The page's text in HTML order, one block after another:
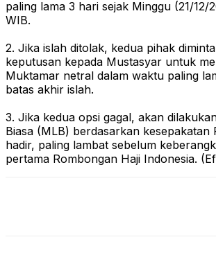
paling lama 3 hari sejak Minggu (21/12/
WIB.
2. Jika islah ditolak, kedua pihak
keputusan kepada Mustasyar untuk
Muktamar netral dalam waktu paling
batas akhir islah.
3. Jika kedua opsi gagal, akan
Biasa (MLB) berdasarkan kesepakatan
hadir, paling lambat sebelum
pertama Rombongan Haji Indonesia.